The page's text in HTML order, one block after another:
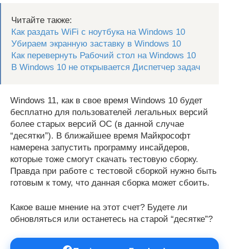
Читайте также:
Как раздать WiFi с ноутбука на Windows 10
Убираем экранную заставку в Windows 10
Как перевернуть Рабочий стол на Windows 10
В Windows 10 не открывается Диспетчер задач
Windows 11, как в свое время Windows 10 будет
бесплатно для пользователей легальных версий
более старых версий ОС (в данной случае
“десятки”). В ближайшее время Майкрософт
намерена запустить программу инсайдеров,
которые тоже смогут скачать тестовую сборку.
Правда при работе с тестовой сборкой нужно быть
готовым к тому, что данная сборка может сбоить.
Какое ваше мнение на этот счет? Будете ли
обновляться или останетесь на старой “десятке”?